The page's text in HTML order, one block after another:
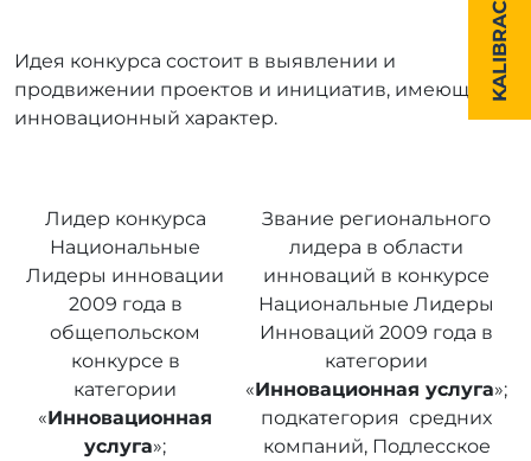
Идея конкурса состоит в выявлении и
продвижении проектов и инициатив, имеющих
инновационный характер.
Лидер конкурса
Национальные
Лидеры инновации
2009 года в
общепольском
конкурсе в
категории
«Инновационная
услуга»;
Звание регионального
лидера в области
инноваций в конкурсе
Национальные Лидеры
Инноваций 2009 года в
категории
«Инновационная услуга»;
подкатегория средних
компаний, Подлесское
KALIBRACJA